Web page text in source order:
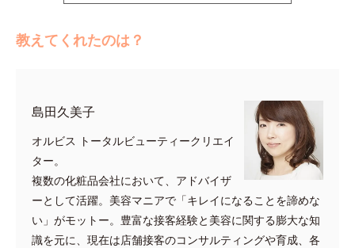
教えてくれたのは？
島田久美子
オルビス トータルビューティークリエイ
ター。
複数の化粧品会社において、アドバイザ
ーとして活躍。美容マニアで「キレイになることを諦めな
い」がモットー。豊富な接客経験と美容に関する膨大な知
識を元に、現在は店舗接客のコンサルティングや育成、各